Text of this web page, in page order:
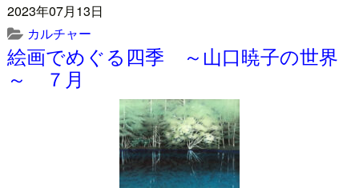
2023年07月13日
カルチャー
絵画でめぐる四季 ～山口暁子の世界
～ ７月